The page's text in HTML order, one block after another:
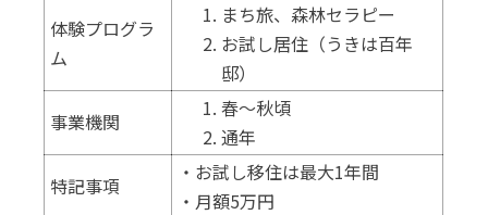
体験プログラ
ム
まち旅、森林セラピー
お試し居住（うきは百年
邸）
事業機関
春～秋頃
通年
特記事項
・お試し移住は最大1年間
・月額5万円